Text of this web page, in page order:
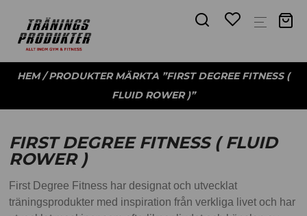
HEM/ PRODUKTER MÄRKTA ”FIRST DEGREE FITNESS (
FLUID ROWER )”
FIRST DEGREE FITNESS ( FLUID
ROWER )
First Degree Fitness har designat och utvecklat
träningsprodukter med inspiration från verkliga livet och har